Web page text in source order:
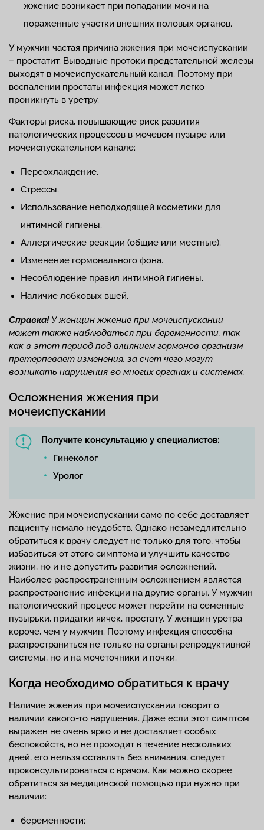
жжение возникает при попадании мочи на
пораженные участки внешних половых органов.
У мужчин частая причина жжения при мочеиспускании
– простатит. Выводные протоки предстательной железы
выходят в мочеиспускательный канал. Поэтому при
воспалении простаты инфекция может легко
проникнуть в уретру.
Факторы риска, повышающие риск развития
патологических процессов в мочевом пузыре или
мочеиспускательном канале:
Переохлаждение.
Стрессы.
Использование неподходящей косметики для
интимной гигиены.
Аллергические реакции (общие или местные).
Изменение гормонального фона.
Несоблюдение правил интимной гигиены.
Наличие лобковых вшей.
Справка!У женщин жжение при мочеиспускании
может также наблюдаться при беременности, так
как в этот период под влиянием гормонов организм
претерпевает изменения, за счет чего могут
возникать нарушения во многих органах и системах.
Осложнения жжения при
мочеиспускании
Получите консультацию у специалистов:
Гинеколог
Уролог
Жжение при мочеиспускании само по себе доставляет
пациенту немало неудобств. Однако незамедлительно
обратиться к врачу следует не только для того, чтобы
избавиться от этого симптома и улучшить качество
жизни, но и не допустить развития осложнений.
Наиболее распространенным осложнением является
распространение инфекции на другие органы. У мужчин
патологический процесс может перейти на семенные
пузырьки, придатки яичек, простату. У женщин уретра
короче, чем у мужчин. Поэтому инфекция способна
распространиться не только на органы репродуктивной
системы, но и на мочеточники и почки.
Когда необходимо обратиться к врачу
Наличие жжения при мочеиспускании говорит о
наличии какого-то нарушения. Даже если этот симптом
выражен не очень ярко и не доставляет особых
беспокойств, но не проходит в течение нескольких
дней, его нельзя оставлять без внимания, следует
проконсультироваться с врачом. Как можно скорее
обратиться за медицинской помощью при нужно при
наличии:
беременности;